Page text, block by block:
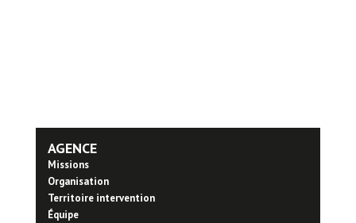
AGENCE
Missions
Organisation
Territoire intervention
Équipe